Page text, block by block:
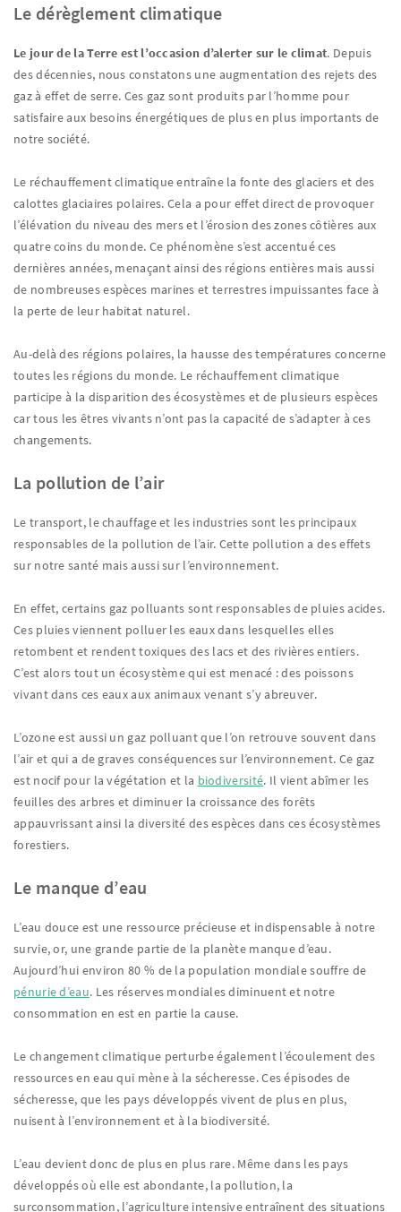
Le dérèglement climatique
Le jour de la Terre est l’occasion d’alerter sur le climat. Depuis
des décennies, nous constatons une augmentation des rejets des
gaz à effet de serre. Ces gaz sont produits par l’homme pour
satisfaire aux besoins énergétiques de plus en plus importants de
notre société.
Le réchauffement climatique entraîne la fonte des glaciers et des
calottes glaciaires polaires. Cela a pour effet direct de provoquer
l’élévation du niveau des mers et l’érosion des zones côtières aux
quatre coins du monde. Ce phénomène s’est accentué ces
dernières années, menaçant ainsi des régions entières mais aussi
de nombreuses espèces marines et terrestres impuissantes face à
la perte de leur habitat naturel.
Au-delà des régions polaires, la hausse des températures concerne
toutes les régions du monde. Le réchauffement climatique
participe à la disparition des écosystèmes et de plusieurs espèces
car tous les êtres vivants n’ont pas la capacité de s’adapter à ces
changements.
La pollution de l’air
Le transport, le chauffage et les industries sont les principaux
responsables de la pollution de l’air. Cette pollution a des effets
sur notre santé mais aussi sur l’environnement.
En effet, certains gaz polluants sont responsables de pluies acides.
Ces pluies viennent polluer les eaux dans lesquelles elles
retombent et rendent toxiques des lacs et des rivières entiers.
C’est alors tout un écosystème qui est menacé : des poissons
vivant dans ces eaux aux animaux venant s’y abreuver.
L’ozone est aussi un gaz polluant que l’on retrouve souvent dans
l’air et qui a de graves conséquences sur l’environnement. Ce gaz
est nocif pour la végétation et la biodiversité. Il vient abîmer les
feuilles des arbres et diminuer la croissance des forêts
appauvrissant ainsi la diversité des espèces dans ces écosystèmes
forestiers.
Le manque d’eau
L’eau douce est une ressource précieuse et indispensable à notre
survie, or, une grande partie de la planète manque d’eau.
Aujourd’hui environ 80 % de la population mondiale souffre de
pénurie d’eau. Les réserves mondiales diminuent et notre
consommation en est en partie la cause.
Le changement climatique perturbe également l’écoulement des
ressources en eau qui mène à la sécheresse. Ces épisodes de
sécheresse, que les pays développés vivent de plus en plus,
nuisent à l’environnement et à la biodiversité.
L’eau devient donc de plus en plus rare. Même dans les pays
développés où elle est abondante, la pollution, la
surconsommation, l’agriculture intensive entraînent des situations